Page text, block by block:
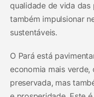
qualidade de vida das
também impulsionar
sustentáveis.
O Pará está
economia mais verde,
preservada, mas